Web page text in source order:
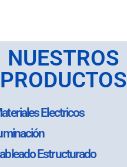
NUESTROS
PRODUCTOS
Electricos
Estructurado